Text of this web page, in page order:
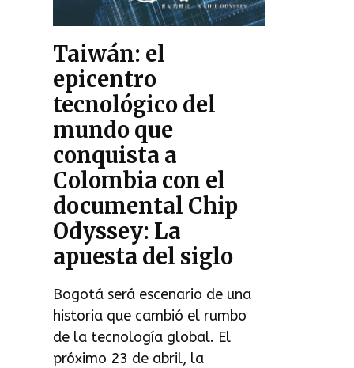
Taiwán: el
epicentro
tecnológico del
mundo que
conquista a
Colombia con el
documental Chip
Odyssey: La
apuesta del siglo
Bogotá será escenario de una
historia que cambió el rumbo
de la tecnología global. El
próximo 23 de abril, la